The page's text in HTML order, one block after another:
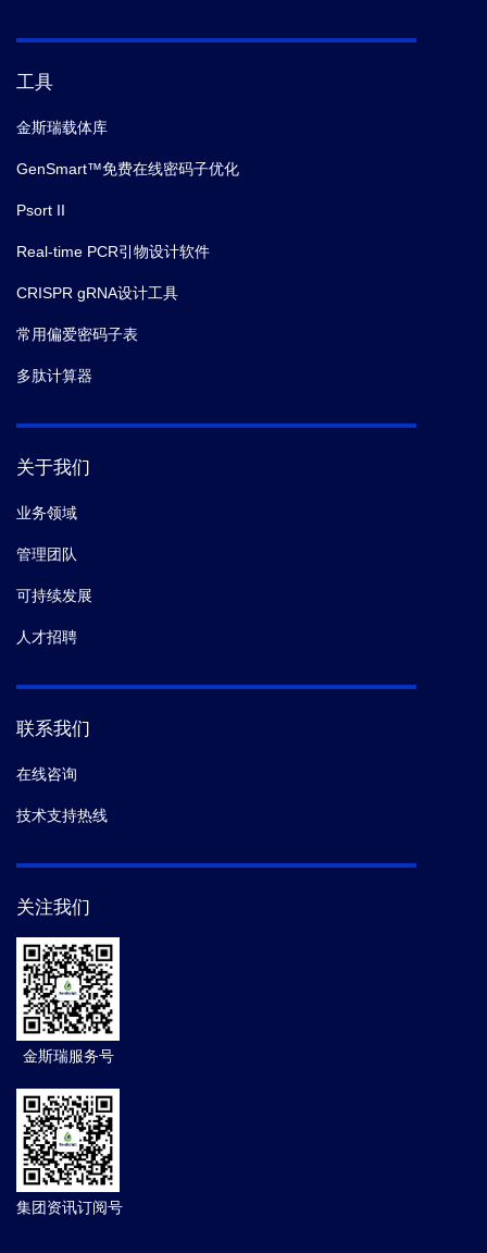
工具
金斯瑞载体库
GenSmart™免费在线密码子优化
Psort II
Real-time PCR引物设计软件
CRISPR gRNA设计工具
常用偏爱密码子表
多肽计算器
关于我们
业务领域
管理团队
可持续发展
人才招聘
联系我们
在线咨询
技术支持热线
关注我们
金斯瑞服务号
集团资讯订阅号